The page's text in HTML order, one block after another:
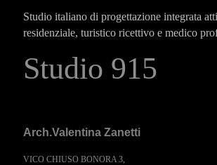
Studio italiano di progettazione integrata
residenziale, turistico ricettivo e medico
Studio 915
Arch.Valentina Zanetti
VICO CHIUSO BONORA 3,